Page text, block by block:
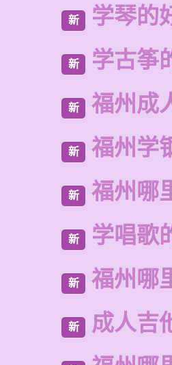
新 学琴的
新 学古筝
新 福州成
新 福州学
新 福州哪
新 学唱歌
新 福州哪
新 成人吉